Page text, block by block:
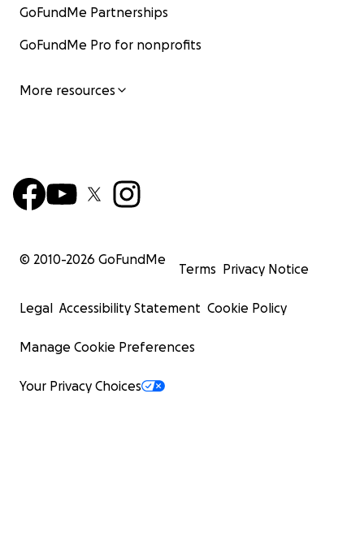
GoFundMe Partnerships
GoFundMe Pro for nonprofits
More resources
© 2010-2026 GoFundMe
Terms Privacy Notice
Legal Accessibility Statement Cookie Policy
Manage Cookie Preferences
Your Privacy Choices